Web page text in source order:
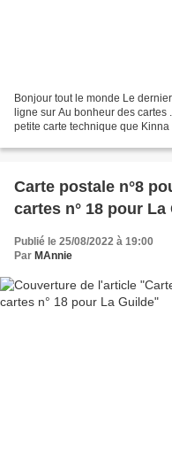
Bonjour tout le monde Le
ligne sur Au bonheur des
petite carte technique que
Carte postale n°8 pour le CBBB / Club des
cartes
Publié le 25/08/2022 à 19:00
Par MAnnie